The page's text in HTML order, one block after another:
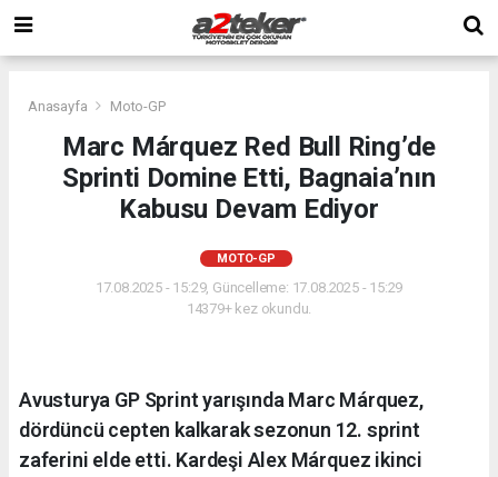
Anasayfa Moto-GP
Marc Márquez Red Bull Ring’de
Sprinti Domine Etti, Bagnaia’nın
Kabusu Devam Ediyor
MOTO-GP
17.08.2025 - 15:29, Güncelleme: 17.08.2025 - 15:29
14379+ kez okundu.
Avusturya GP Sprint yarışında Marc Márquez,
dördüncü cepten kalkarak sezonun 12. sprint
zaferini elde etti. Kardeşi Alex Márquez ikinci